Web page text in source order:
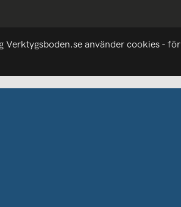
använder cookies - för